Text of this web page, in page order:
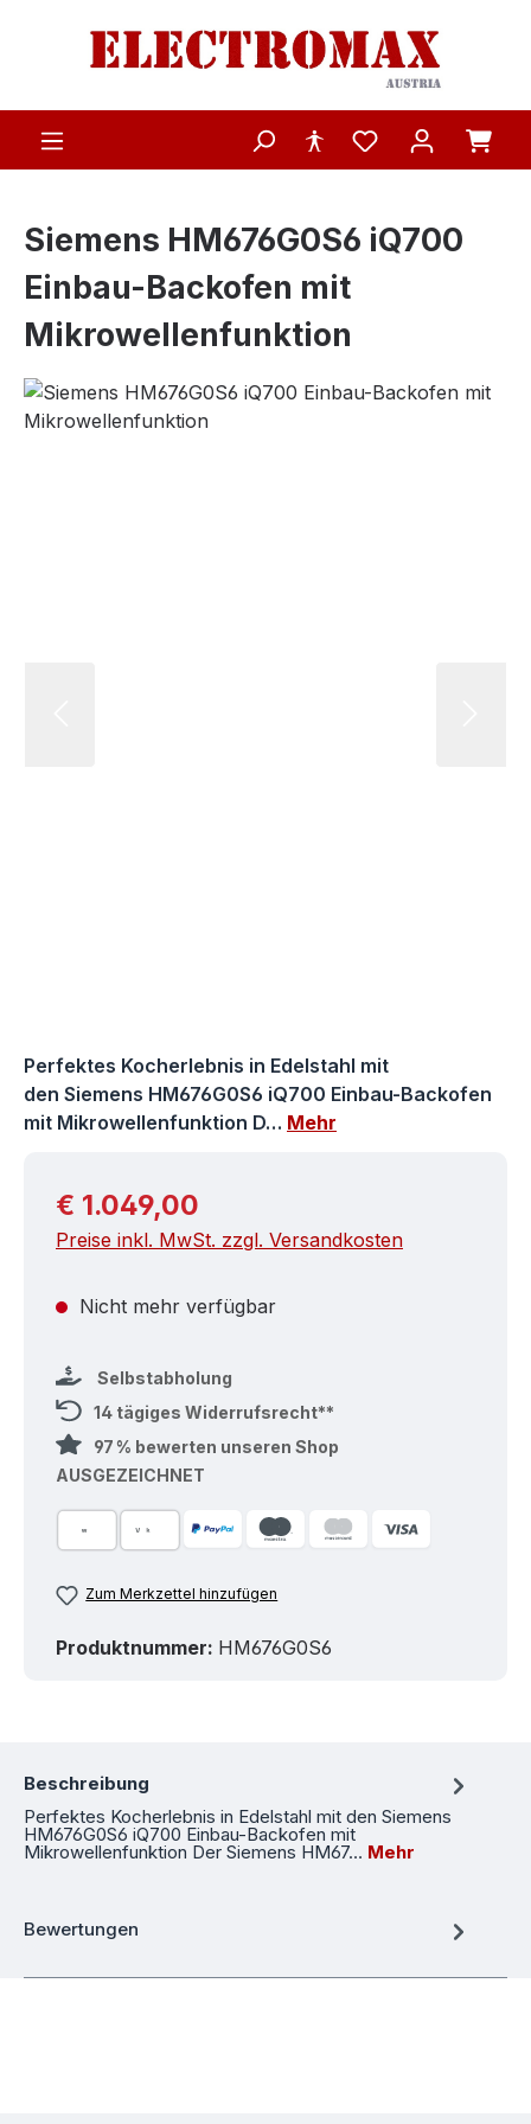
Zum Hauptinhalt springen
Siemens HM676G0S6 iQ700
Einbau-Backofen mit
Mikrowellenfunktion
Bildergalerie überspringen
Perfektes Kocherlebnis in Edelstahl mit
den Siemens HM676G0S6 iQ700 Einbau-Backofen
mit Mikrowellenfunktion D… Mehr
Regulärer Preis:
€ 1.049,00
Preise inkl. MwSt. zzgl. Versandkosten
Nicht mehr verfügbar
Selbstabholung
14 tägiges Widerrufsrecht**
97 % bewerten unseren Shop
AUSGEZEICHNET
Zum Merkzettel hinzufügen
Produktnummer: HM676G0S6
Beschreibung
Perfektes Kocherlebnis in Edelstahl mit den Siemens
HM676G0S6 iQ700 Einbau-Backofen mit
Mikrowellenfunktion Der Siemens HM67… Mehr
Bewertungen